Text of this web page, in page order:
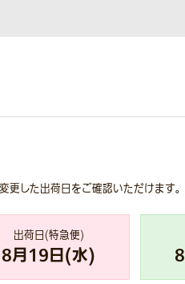
更した出荷日をご確認いただけます。
出荷日(特急便)
8月19日(水) 8